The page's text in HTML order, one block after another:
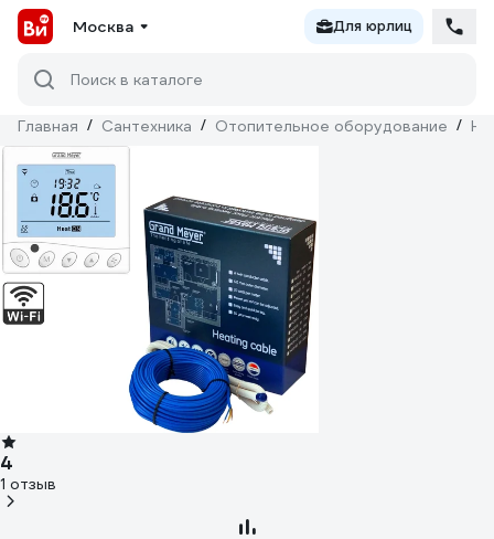
Москва Для юрлиц
Поиск в каталоге
Главная / Сантехника / Отопительное оборудование /
4
1 отзыв